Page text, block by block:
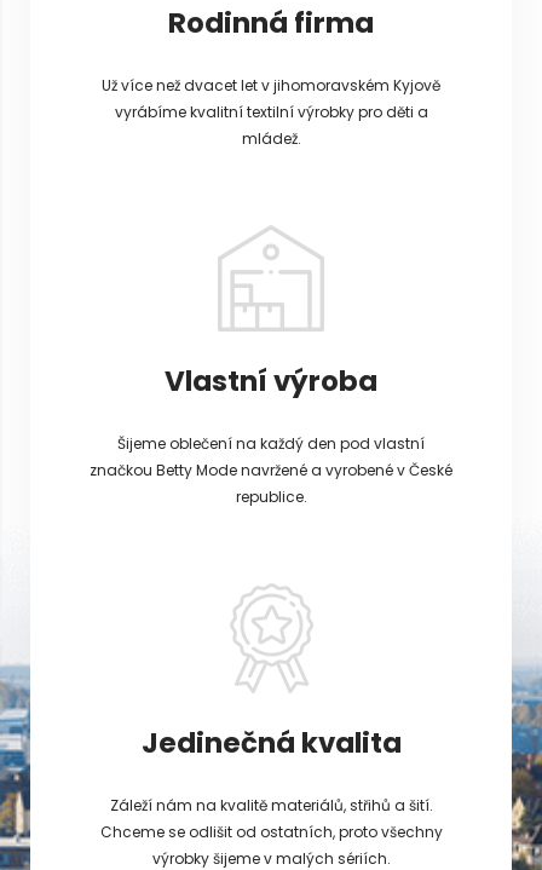
Rodinná firma
Už více než dvacet let v jihomoravském Kyjově
vyrábíme kvalitní textilní výrobky pro děti a
mládež.
Vlastní výroba
Šijeme oblečení na každý den pod vlastní
značkou Betty Mode navržené a vyrobené v České
republice.
Jedinečná kvalita
Záleží nám na kvalitě materiálů, střihů a šití.
Chceme se odlišit od ostatních, proto všechny
výrobky šijeme v malých sériích.